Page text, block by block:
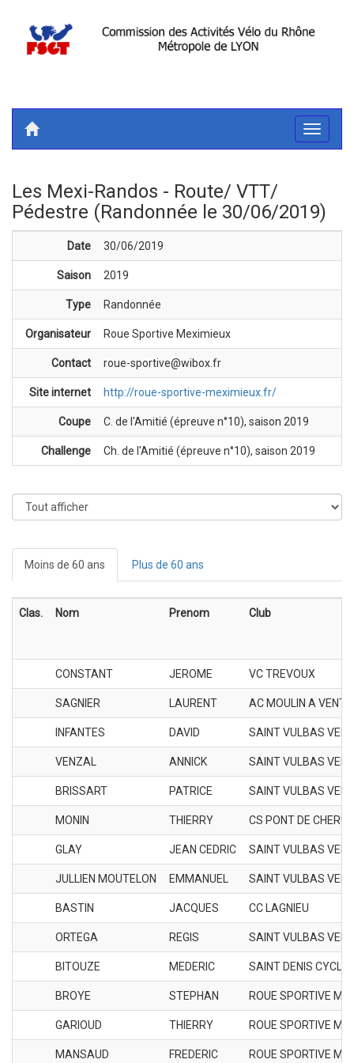
Toggle
Les Mexi-Randos - Route/ VTT/
Pédestre (Randonnée le 30/06/2019)
Date 30/06/2019
Saison 2019
Type Randonnée
Organisateur Roue Sportive Meximieux
Contact roue-sportive@wibox.fr
Site internet http://roue-sportive-meximieux.fr/
Coupe C. de l'Amitié (épreuve n°10), saison 2019
Challenge Ch. de l'Amitié (épreuve n°10), saison 2019
Moins de 60 ans Plus de 60 ans
Clas. Nom Prenom Club
CONSTANT JEROME VC TREVOUX
SAGNIER LAURENT AC MOULIN A VENT
INFANTES DAVID SAINT VULBAS
VENZAL ANNICK SAINT VULBAS
BRISSART PATRICE SAINT VULBAS
MONIN THIERRY CS PONT DE CHERUY
GLAY JEAN CEDRIC SAINT VULBAS
JULLIEN MOUTELON EMMANUEL SAINT VULBAS
BASTIN JACQUES CC LAGNIEU
ORTEGA REGIS SAINT VULBAS
BITOUZE MEDERIC SAINT DENIS
BROYE STEPHAN ROUE SPORTIVE
GARIOUD THIERRY ROUE SPORTIVE
MANSAUD FREDERIC ROUE SPORTIVE